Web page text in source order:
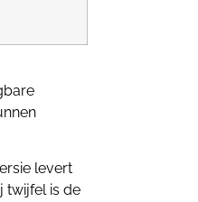
levert
twijfel is de